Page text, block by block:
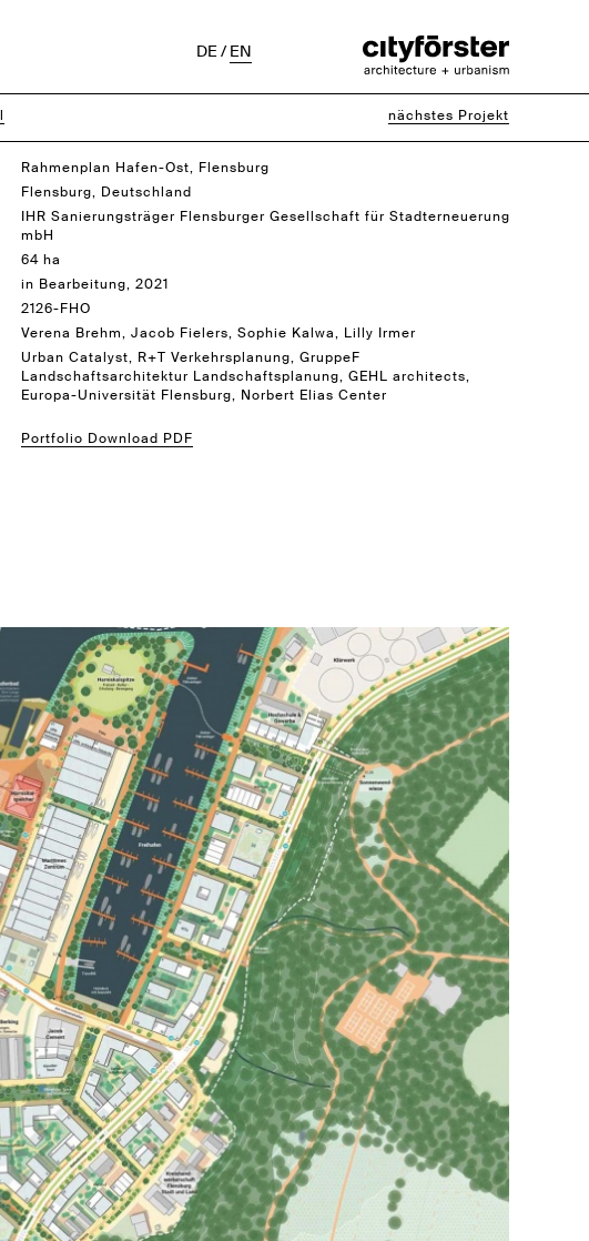
DE/EN
nächstes Projekt
Rahmenplan Hafen-Ost, Flensburg
Flensburg, Deutschland
IHR Sanierungsträger Flensburger Gesellschaft für Stadterneuerung
mbH
64 ha
in Bearbeitung, 2021
2126-FHO
Verena Brehm, Jacob Fielers, Sophie Kalwa, Lilly Irmer
Urban Catalyst, R+T Verkehrsplanung, GruppeF
Landschaftsarchitektur Landschaftsplanung, GEHL architects,
Europa-Universität Flensburg, Norbert Elias Center
Portfolio Download PDF